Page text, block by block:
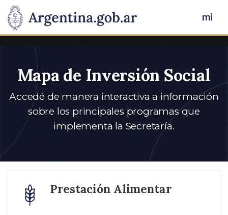
Mapa de Inversión Social
Accedé de manera interactiva a información
sobre los principales programas que
implementa la Secretaría.
Prestación Alimentar